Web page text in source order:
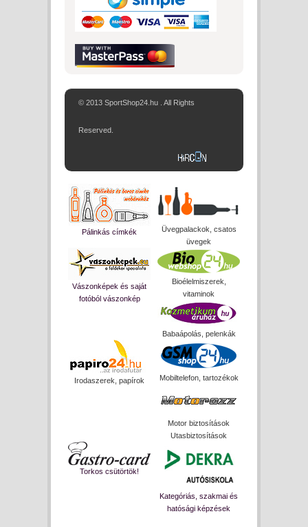
© 2013 SportShop24.hu . All Rights
Reserved.
Pálinkás címkék
Üvegpalackok, csatos
üvegek
Vászonképek és saját
fotóból vászonkép
Bioélelmiszerek,
vitaminok
Babaápolás, pelenkák
Irodaszerek, papírok Mobiltelefon, tartozékok
Motor biztosítások
Utasbiztosítások
Torkos csütörtök!
Kategóriás, szakmai és
hatósági képzések